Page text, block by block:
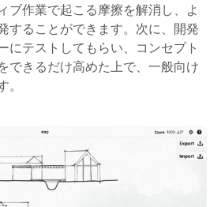
ブ作業で起こる摩擦を解消し、よ
することができます。次に、開発
にテストしてもらい、コンセプト
できるだけ高めた上で、一般向け